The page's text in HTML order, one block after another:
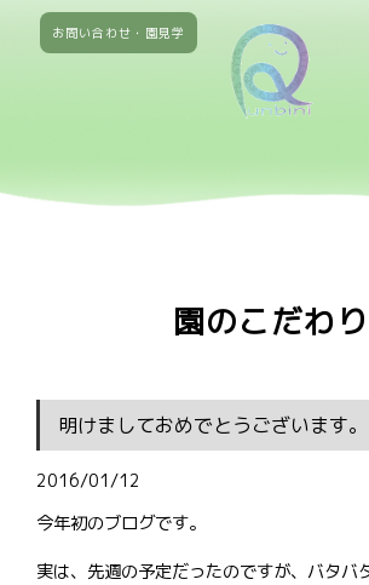
お問い合わせ・園見学
園のこだわり
明けましておめでとうございます。
2016/01/12
今年初のブログです。
実は、先週の予定だったのですが、バタバ